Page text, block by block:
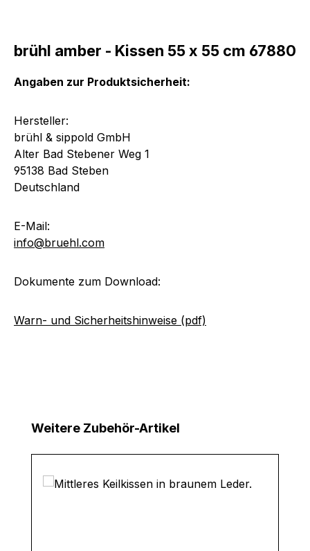
brühl amber - Kissen 55 x 55 cm 67880
Angaben zur Produktsicherheit:
Hersteller:
brühl & sippold GmbH
Alter Bad Stebener Weg 1
95138 Bad Steben
Deutschland
E-Mail:
info@bruehl.com
Dokumente zum Download:
Warn- und Sicherheitshinweise (pdf)
Produktgalerie überspringen
Weitere Zubehör-Artikel